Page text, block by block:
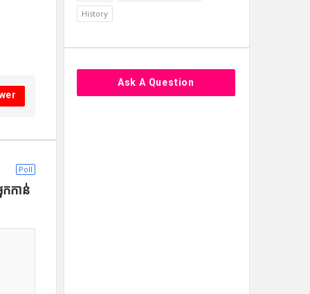
Poll
កកាន់
History
Ask A Question